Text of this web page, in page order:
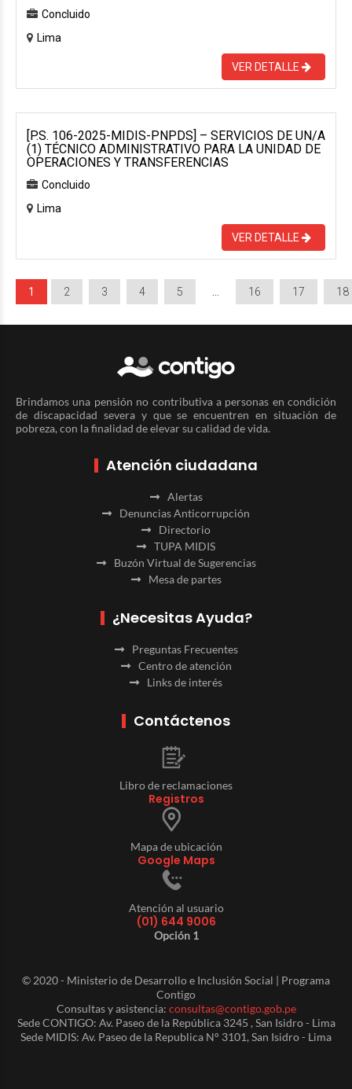
Concluido
Lima
VER DETALLE
[P.S. 106-2025-MIDIS-PNPDS] – SERVICIOS DE UN/A
(1) TÉCNICO ADMINISTRATIVO PARA LA UNIDAD DE
OPERACIONES Y TRANSFERENCIAS
Concluido
Lima
VER DETALLE
1 2 3 4 5 16 17 18
Brindamos una pensión no contributiva a personas en condición
de discapacidad severa y que se encuentren en situación de
pobreza, con la finalidad de elevar su calidad de vida.
Atención ciudadana
Alertas
Denuncias Anticorrupción
Directorio
TUPA MIDIS
Buzón Virtual de Sugerencias
Mesa de partes
¿Necesitas Ayuda?
Preguntas Frecuentes
Centro de atención
Links de interés
Contáctenos
Libro de reclamaciones
Registros
Mapa de ubicación
Google Maps
Atención al usuario
(01) 644 9006
Opción 1
© 2020 - Ministerio de Desarrollo e Inclusión Social | Programa
Contigo
Consultas y asistencia: consultas@contigo.gob.pe
Sede CONTIGO: Av. Paseo de la República 3245 , San Isidro - Lima
Sede MIDIS: Av. Paseo de la Republica N° 3101, San Isidro - Lima